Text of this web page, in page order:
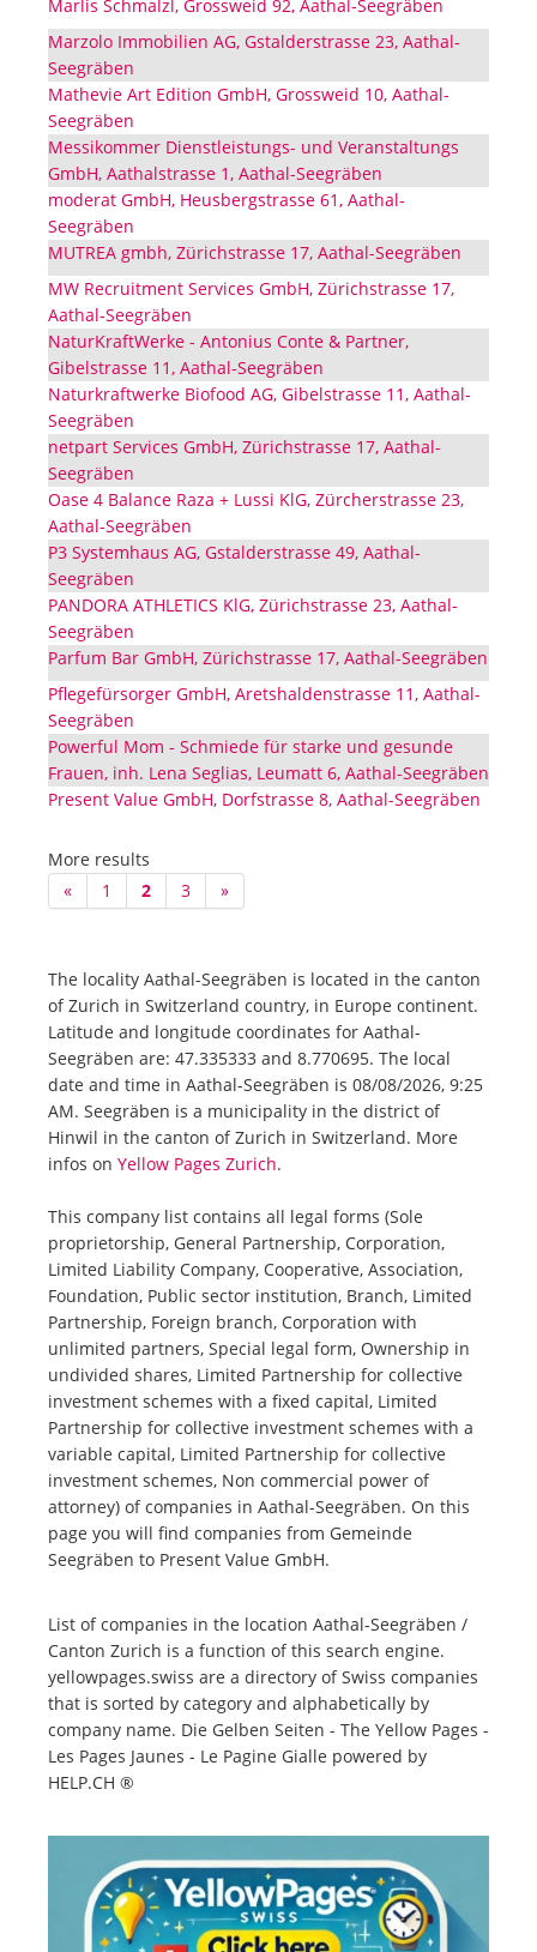
Marlis Schmalzl, Grossweid 92, Aathal-Seegräben
Marzolo Immobilien AG, Gstalderstrasse 23, Aathal-
Seegräben
Mathevie Art Edition GmbH, Grossweid 10, Aathal-
Seegräben
Messikommer Dienstleistungs- und Veranstaltungs
GmbH, Aathalstrasse 1, Aathal-Seegräben
moderat GmbH, Heusbergstrasse 61, Aathal-
Seegräben
MUTREA gmbh, Zürichstrasse 17, Aathal-Seegräben
MW Recruitment Services GmbH, Zürichstrasse 17,
Aathal-Seegräben
NaturKraftWerke - Antonius Conte & Partner,
Gibelstrasse 11, Aathal-Seegräben
Naturkraftwerke Biofood AG, Gibelstrasse 11, Aathal-
Seegräben
netpart Services GmbH, Zürichstrasse 17, Aathal-
Seegräben
Oase 4 Balance Raza + Lussi KlG, Zürcherstrasse 23,
Aathal-Seegräben
P3 Systemhaus AG, Gstalderstrasse 49, Aathal-
Seegräben
PANDORA ATHLETICS KlG, Zürichstrasse 23, Aathal-
Seegräben
Parfum Bar GmbH, Zürichstrasse 17, Aathal-Seegräben
Pflegefürsorger GmbH, Aretshaldenstrasse 11, Aathal-
Seegräben
Powerful Mom - Schmiede für starke und gesunde
Frauen, inh. Lena Seglias, Leumatt 6, Aathal-Seegräben
Present Value GmbH, Dorfstrasse 8, Aathal-Seegräben
More results
«
1 2 3 »
The locality Aathal-Seegräben is located in the canton
of Zurich in Switzerland country, in Europe continent.
Latitude and longitude coordinates for Aathal-
Seegräben are: 47.335333 and 8.770695. The local
date and time in Aathal-Seegräben is 08/08/2026, 9:25
AM. Seegräben is a municipality in the district of
Hinwil in the canton of Zurich in Switzerland. More
infos on Yellow Pages Zurich.
This company list contains all legal forms (Sole
proprietorship, General Partnership, Corporation,
Limited Liability Company, Cooperative, Association,
Foundation, Public sector institution, Branch, Limited
Partnership, Foreign branch, Corporation with
unlimited partners, Special legal form, Ownership in
undivided shares, Limited Partnership for collective
investment schemes with a fixed capital, Limited
Partnership for collective investment schemes with a
variable capital, Limited Partnership for collective
investment schemes, Non commercial power of
attorney) of companies in Aathal-Seegräben. On this
page you will find companies from Gemeinde
Seegräben to Present Value GmbH.
List of companies in the location Aathal-Seegräben /
Canton Zurich is a function of this search engine.
yellowpages.swiss are a directory of Swiss companies
that is sorted by category and alphabetically by
company name. Die Gelben Seiten - The Yellow Pages -
Les Pages Jaunes - Le Pagine Gialle powered by
HELP.CH ®